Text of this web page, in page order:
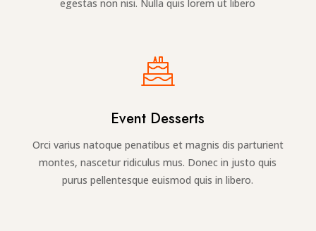
egestas non nisi. Nulla quis lorem ut libero
Event Desserts
Orci varius natoque penatibus et magnis dis parturient
montes, nascetur ridiculus mus. Donec in justo quis
purus pellentesque euismod quis in libero.